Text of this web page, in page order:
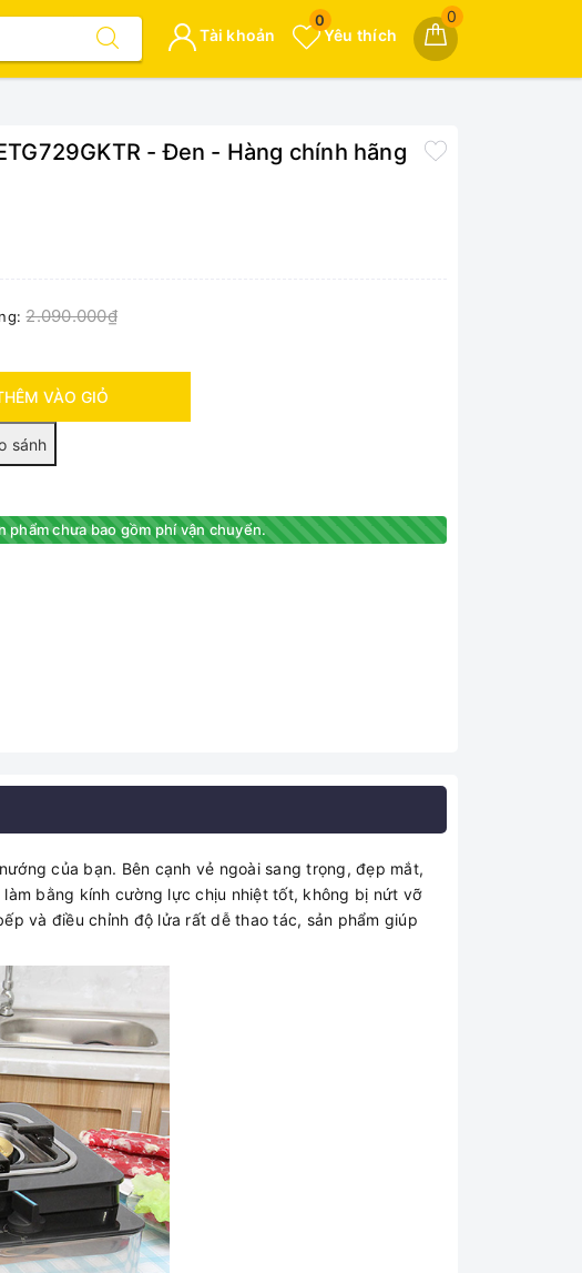
0
Yêu thích
0
Tài khoản
- Đen - Hàng chính hãng
2.090.000₫
VÀO GIỎ
phẩm chưa bao gồm phí vận chuyển.
của bạn. Bên cạnh vẻ ngoài sang trọng, đẹp mắt,
bằng kính cường lực chịu nhiệt tốt, không bị nứt vỡ
và điều chỉnh độ lửa rất dễ thao tác, sản phẩm giúp